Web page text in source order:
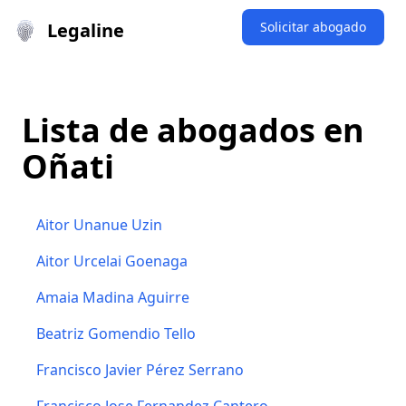
Legaline Solicitar abogado
Lista de abogados en
Oñati
Aitor Unanue Uzin
Aitor Urcelai Goenaga
Amaia Madina Aguirre
Beatriz Gomendio Tello
Francisco Javier Pérez Serrano